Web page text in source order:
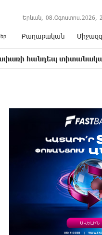
Երևան, 08.Օգոստոս.2026,
Քաղաքական
տիտանական